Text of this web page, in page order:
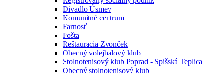
Divadlo Úsmev
Komunitné centrum
Farnosť
Pošta
Reštaurácia Zvonček
Obecný volejbalový klub
Stolnotenisový klub Poprad - Spišská Teplica
Obecný stolnotenisový klub